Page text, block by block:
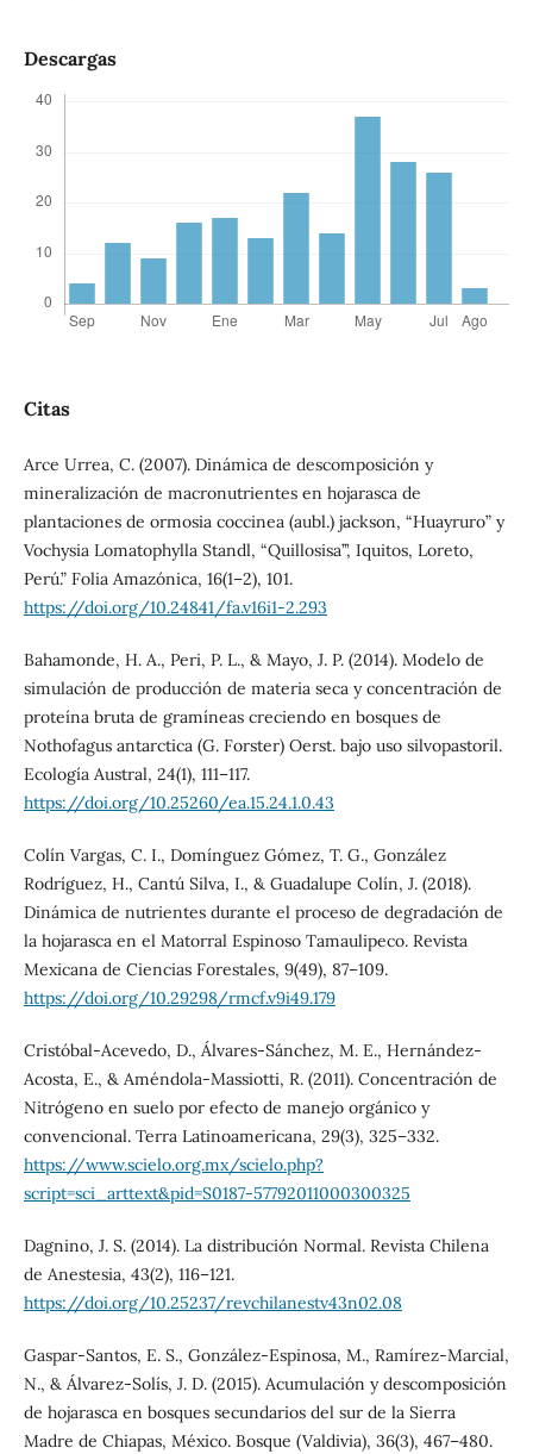
Descargas
Citas
Arce Urrea, C. (2007). Dinámica de descomposición y
mineralización de macronutrientes en hojarasca de
plantaciones de ormosia coccinea (aubl.) jackson, “Huayruro” y
Vochysia Lomatophylla Standl, “Quillosisa’’’, Iquitos, Loreto,
Perú.” Folia Amazónica, 16(1–2), 101.
https://doi.org/10.24841/fa.v16i1-2.293
Bahamonde, H. A., Peri, P. L., & Mayo, J. P. (2014). Modelo de
simulación de producción de materia seca y concentración de
proteína bruta de gramíneas creciendo en bosques de
Nothofagus antarctica (G. Forster) Oerst. bajo uso silvopastoril.
Ecología Austral, 24(1), 111–117.
https://doi.org/10.25260/ea.15.24.1.0.43
Colín Vargas, C. I., Domínguez Gómez, T. G., González
Rodríguez, H., Cantú Silva, I., & Guadalupe Colín, J. (2018).
Dinámica de nutrientes durante el proceso de degradación de
la hojarasca en el Matorral Espinoso Tamaulipeco. Revista
Mexicana de Ciencias Forestales, 9(49), 87–109.
https://doi.org/10.29298/rmcf.v9i49.179
Cristóbal-Acevedo, D., Álvares-Sánchez, M. E., Hernández-
Acosta, E., & Améndola-Massiotti, R. (2011). Concentración de
Nitrógeno en suelo por efecto de manejo orgánico y
convencional. Terra Latinoamericana, 29(3), 325–332.
https://www.scielo.org.mx/scielo.php?
script=sci_arttext&pid=S0187-57792011000300325
Dagnino, J. S. (2014). La distribución Normal. Revista Chilena
de Anestesia, 43(2), 116–121.
https://doi.org/10.25237/revchilanestv43n02.08
Gaspar-Santos, E. S., González-Espinosa, M., Ramírez-Marcial,
N., & Álvarez-Solís, J. D. (2015). Acumulación y descomposición
de hojarasca en bosques secundarios del sur de la Sierra
Madre de Chiapas, México. Bosque (Valdivia), 36(3), 467–480.